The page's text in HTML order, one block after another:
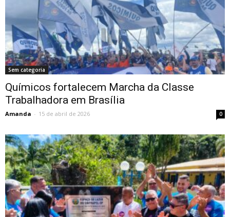
Sem categoria
Químicos fortalecem Marcha da Classe
Trabalhadora em Brasília
Amanda - 15 de abril de 2026 0